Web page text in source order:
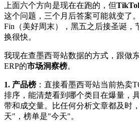
上面六个方向是现在在跑的，但
这个问题，三个月后答案可能就变了
Fin（美好周末），黑五之后接圣诞，
换很快。
我现在查墨西哥站数据的方式，跟
ERP的市场洞察榜。
1. 产品榜 ：直接看墨西哥站当前热卖
排序，能清楚看到哪个类目在爆量，
带和成交量。比任何分析文章都及时
天"，榜单是"今天"。